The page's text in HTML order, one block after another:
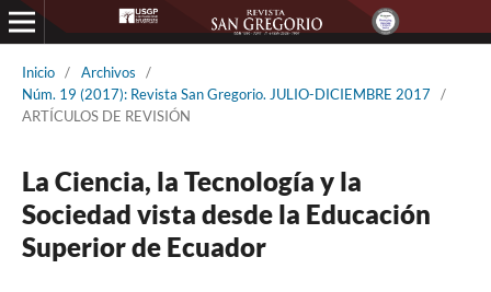
Inicio / Archivos
/
Núm. 19 (2017): Revista San Gregorio. JULIO-DICIEMBRE 2017
/
ARTÍCULOS DE REVISIÓN
La Ciencia, la Tecnología y la
Sociedad vista desde la Educación
Superior de Ecuador